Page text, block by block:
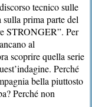
tecnico sulle
prima parte del
STRONGER”. Per
al
scoprire quella serie
Perché
bella piuttosto
Perché non